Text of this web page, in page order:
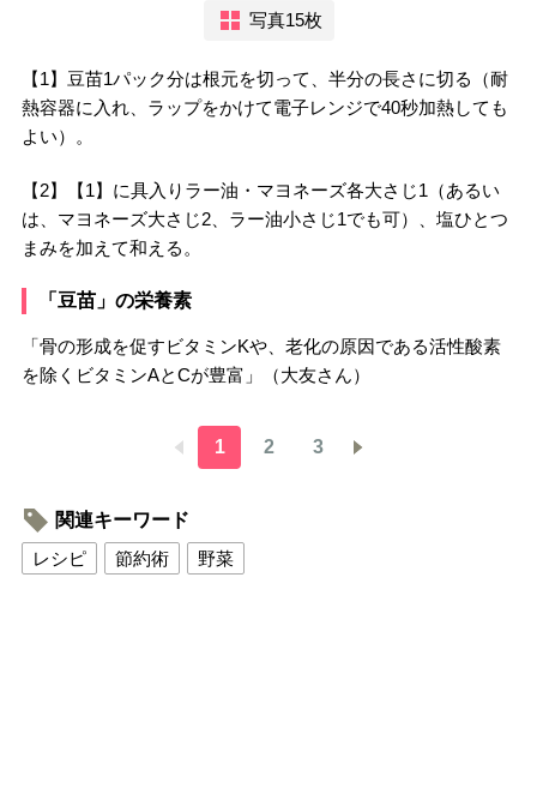
写真15枚
【1】豆苗1パック分は根元を切って、半分の長さに切る（耐
熱容器に入れ、ラップをかけて電子レンジで40秒加熱しても
よい）。
【2】【1】に具入りラー油・マヨネーズ各大さじ1（あるい
は、マヨネーズ大さじ2、ラー油小さじ1でも可）、塩ひとつ
まみを加えて和える。
「豆苗」の栄養素
「骨の形成を促すビタミンKや、老化の原因である活性酸素
を除くビタミンAとCが豊富」（大友さん）
1 2 3
関連キーワード
レシピ
節約術 野菜